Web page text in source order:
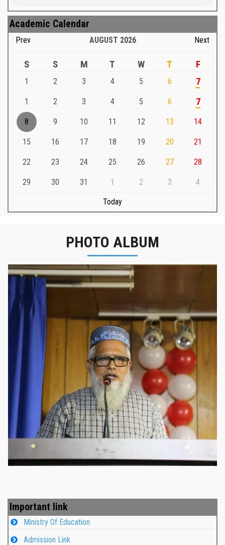
Academic Calendar
Prev AUGUST 2026 Next
S S M T W T F
1 2 3 4 5 6 7
1 2 3 4 5 6 7
8 9 10 11 12 13 14
15 16 17 18 19 20 21
22 23 24 25 26 27 28
29 30 31 1 2 3 4
Today
PHOTO ALBUM
নবীনবরণ - ২০২৫
Important link
Ministry Of Education
Admission Link